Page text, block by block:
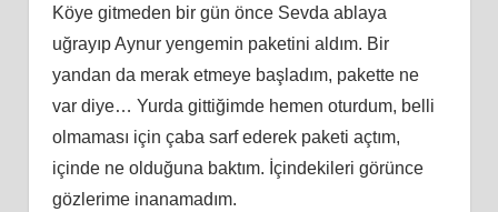
Köye gitmeden bir gün önce Sevda ablaya
uğrayıp Aynur yengemin paketini aldım. Bir
yandan da merak etmeye başladım, pakette ne
var diye… Yurda gittiğimde hemen oturdum, belli
olmaması için çaba sarf ederek paketi açtım,
içinde ne olduğuna baktım. İçindekileri görünce
gözlerime inanamadım.